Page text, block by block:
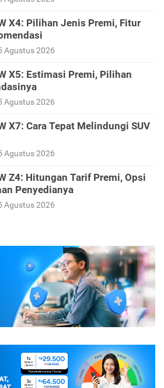
X4: Pilihan Jenis Premi, Fitur
Agustus 2026
X5: Estimasi Premi, Pilihan
Agustus 2026
X7: Cara Tepat Melindungi SUV
Agustus 2026
Z4: Hitungan Tarif Premi, Opsi
Penyedianya
Agustus 2026